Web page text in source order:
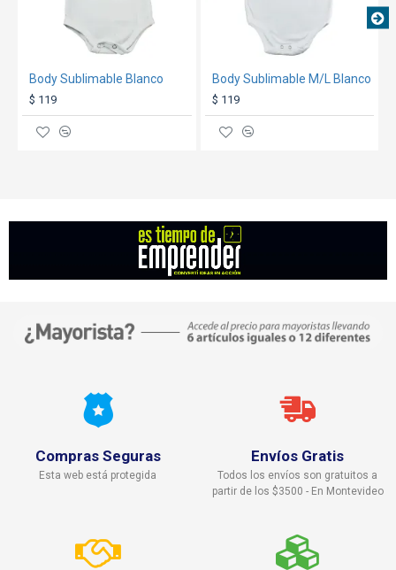
**Medidas aproximadas, expresadas en
ver condiciones generales
Body Sublimable Blanco
$ 119
Body Sublimable M/L Blanco
$ 119
Compras Seguras
Esta web está protegida
Envíos Gratis
Todos los envíos son gratuitos a
partir de los $3500 - En Montevideo